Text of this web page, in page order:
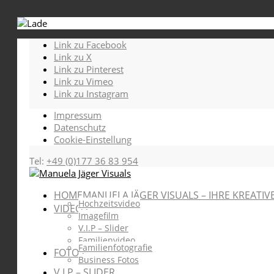
Link zu Facebook
Link zu X
Link zu Pinterest
Link zu Vimeo
Link zu Instagram
Impressum
Datenschutz
Cookie-Einstellung
Tel: +49 (0)177 36 83 954
HOMEMANUELA JÄGER VISUALS – IHRE
VIDEOSHochzeitsvideo
Imagefilm
V.I.P – Slider
Familienvideo
FOTOSFamilienfotografie
Business Fotos